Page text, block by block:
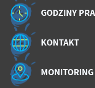
GODZINY
KONTAKT